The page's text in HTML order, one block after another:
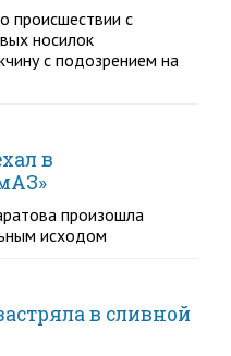
происшествии с
носилок
с подозрением на
в
произошла
исходом
в сливной